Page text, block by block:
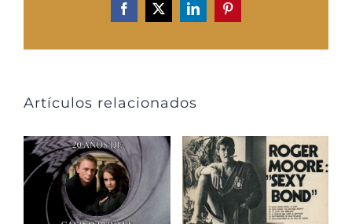
Facebook
X LinkedInPinterest
Artículos relacionados